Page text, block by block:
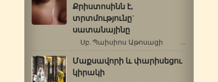
Քրիստոսինն է,
տրտմությունը`
սատանայինը
Սբ. Պաիսիոս Աթոսացի …
Մաքսավորի և փարիսեցու
կիրակի